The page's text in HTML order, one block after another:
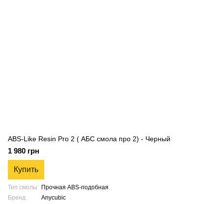
ABS-Like Resin Pro 2 ( АБС смола про 2) - Черный
1 980 грн
Купить
Тип смолы
Прочная ABS-подобная
Бренд
Anycubic